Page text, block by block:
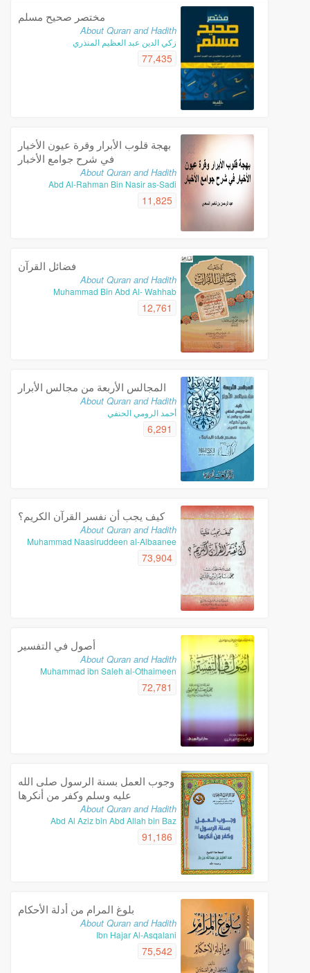
مختصر صحيح مسلم
About Quran and Hadith
زكي الدين عبد العظيم المنذري
77,435
بهجة قلوب الأبرار وقرة عيون الأخيار
في شرح جوامع الأخبار
About Quran and Hadith
Abd Al-Rahman Bin Nasir as-Sadi
11,825
فضائل القرآن
About Quran and Hadith
Muhammad Bin Abd Al- Wahhab
12,761
المجالس الأربعة من مجالس الأبرار
About Quran and Hadith
أحمد الرومي الحنفي
6,291
كيف يجب أن نفسر القرآن الكريم؟
About Quran and Hadith
Muhammad Naasiruddeen al-Albaanee
73,904
أصول في التفسير
About Quran and Hadith
Muhammad ibn Saleh al-Othaimeen
72,781
وجوب العمل بسنة الرسول صلى الله
عليه وسلم وكفر من أنكرها
About Quran and Hadith
Abd Al Aziz bin Abd Allah bin Baz
91,186
بلوغ المرام من أدلة الأحكام
About Quran and Hadith
Ibn Hajar Al-Asqalani
75,542